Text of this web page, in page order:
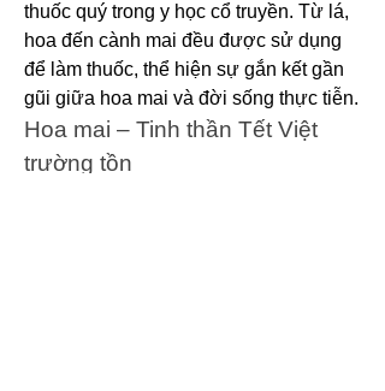
thuốc quý trong y học cổ truyền. Từ lá,
hoa đến cành mai đều được sử dụng
để làm thuốc, thể hiện sự gắn kết gần
gũi giữa hoa mai và đời sống thực tiễn.
Hoa mai – Tinh thần Tết Việt
trường tồn